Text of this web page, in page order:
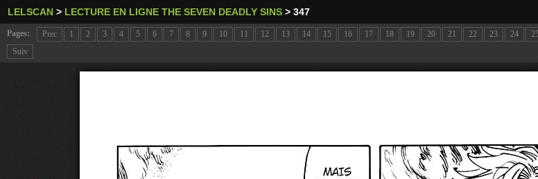
LELSCAN > LECTURE EN LIGNE THE SEVEN DEADLY SINS > 347
Pages: Prec 1 2 3 4 5 6 7 8 9 10 11 12 13 14 15 16 17 18 19 20 21 22 23 24
Suiv